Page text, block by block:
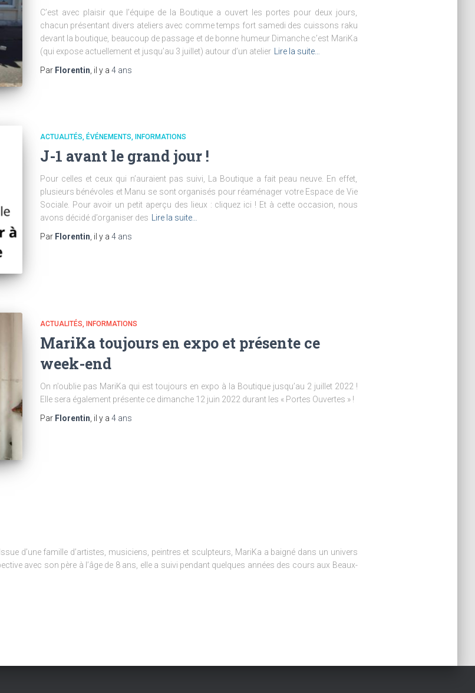
C’est avec plaisir que l’équipe de la Boutique a ouvert les portes pour deux jours,
chacun présentant divers ateliers avec comme temps fort samedi des cuissons raku
devant la boutique, beaucoup de passage et de bonne humeur Dimanche c’est MariKa
(qui expose actuellement et jusqu’au 3 juillet) autour d’un atelier
Lire la suite…
Par Florentin , il y a 4 ans
ACTUALITÉS ÉVÉNEMENTS INFORMATIONS
J-1 avant le grand jour !
Pour celles et ceux qui n’auraient pas suivi, La Boutique a fait peau neuve. En effet,
plusieurs bénévoles et Manu se sont organisés pour réaménager votre Espace de Vie
Sociale. Pour avoir un petit aperçu des lieux : cliquez ici ! Et à cette occasion, nous
avons décidé d’organiser des
Lire la suite…
Par Florentin , il y a 4 ans
ACTUALITÉS INFORMATIONS
MariKa toujours en expo et présente ce
week-end
On n’oublie pas MariKa qui est toujours en expo à la Boutique jusqu’au 2 juillet 2022 !
Elle sera également présente ce dimanche 12 juin 2022 durant les « Portes Ouvertes » !
Par Florentin , il y a 4 ans
d’une famille d’artistes, musiciens, peintres et sculpteurs, MariKa a baigné dans un univers
avec son père à l’âge de 8 ans, elle a suivi pendant quelques années des cours aux Beaux-